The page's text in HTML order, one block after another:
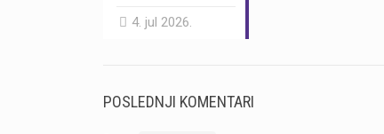
4. jul 2026.
POSLEDNJI KOMENTARI